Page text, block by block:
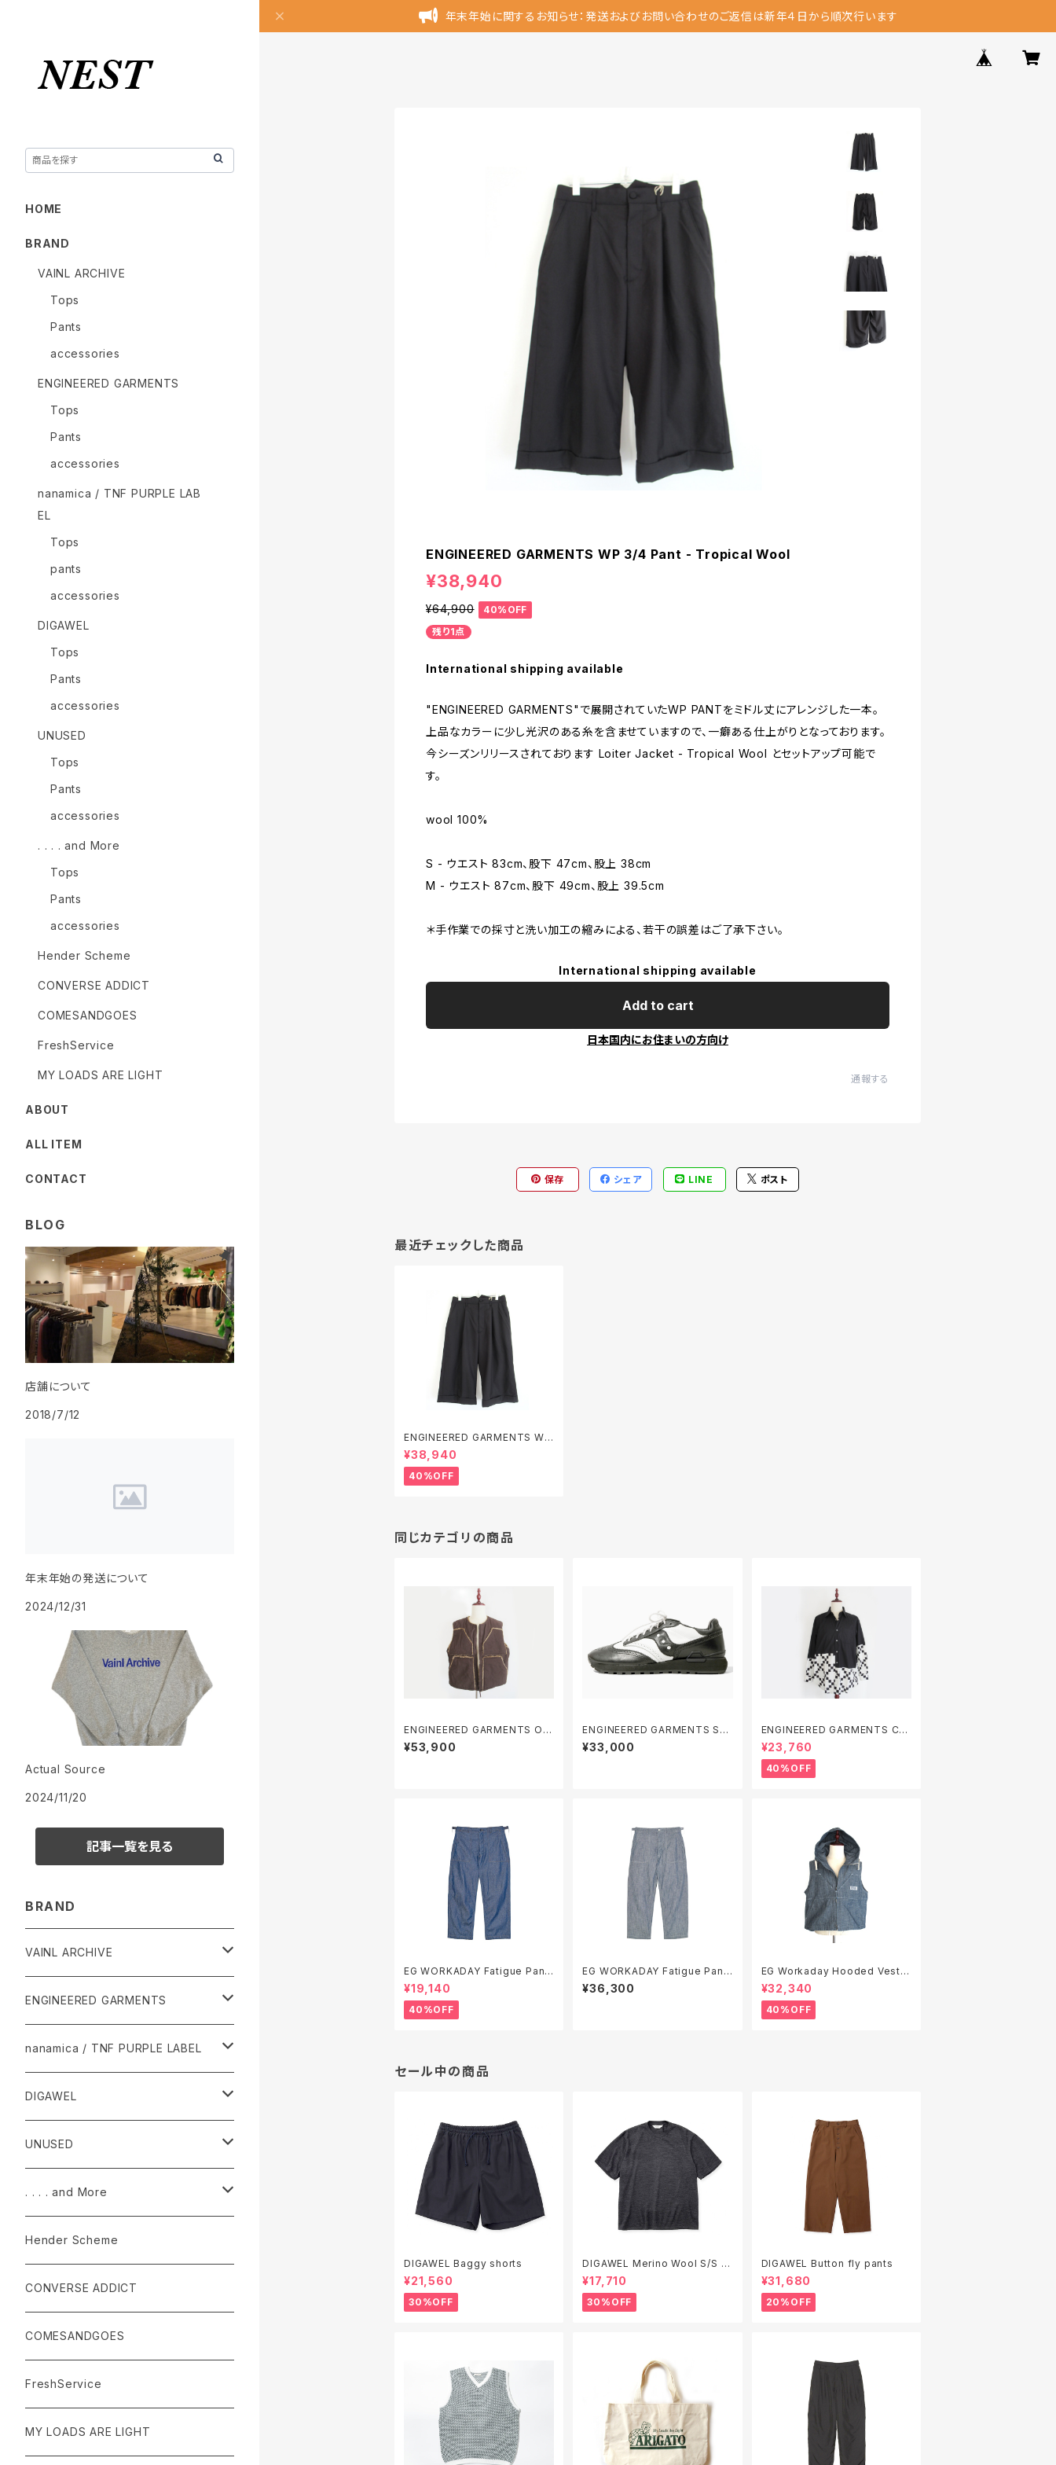
年末年始に関するお知らせ：発送およびお問い合わせのご返信は新年４日から順次行います
ENGINEERED GARMENTS WP 3/4 Pant - Tropical Wool
¥38,940
¥64,900
40%OFF
残り1点
International shipping available
"ENGINEERED GARMENTS"で展開されていたWP PANTをミドル丈にアレンジした一本。
上品なカラーに少し光沢のある糸を含ませていますので、一癖ある仕上がりとなっております。
今シーズンリリースされております Loiter Jacket - Tropical Wool とセットアップ可能で
す。
wool 100%
S - ウエスト 83cm、股下 47cm、股上 38cm
M - ウエスト 87cm、股下 49cm、股上 39.5cm
＊手作業での採寸と洗い加工の縮みによる、若干の誤差はご了承下さい。
International shipping available
Add to cart
日本国内にお住まいの方向け
通報する
保存 シェア LINE ポスト
最近チェックした商品
ENGINEERED GARMENTS WP
3/4 Pant - Tropical Wool
¥38,940
40%OFF
同じカテゴリの商品
ENGINEERED GARMENTS Ov
er Vest - 10oz Duck Canvas
¥53,900
ENGINEERED GARMENTS Sha
dow Original Wingtip ( ENGI
NEERED GARMENTS x SAUC
¥33,000
ENGINEERED GARMENTS Co
mbo Spread Collar Shirt - Co
tton Dobby Small Foulard
¥23,760
40%OFF
EG WORKADAY Fatigue Pant
- Industrial 8oz Denim
¥19,140
40%OFF
EG WORKADAY Fatigue Pant
- 10oz Sea Canvas
¥36,300
EG Workaday Hooded Vest -
Indigo 10oz Sea Canvas
¥32,340
40%OFF
セール中の商品
DIGAWEL Baggy shorts
¥21,560
30%OFF
DIGAWEL Merino Wool S/S T
-shirt
¥17,710
30%OFF
DIGAWEL Button fly pants
¥31,680
20%OFF
HOME
BRAND
VAINL ARCHIVE
Tops
Pants
accessories
ENGINEERED GARMENTS
Tops
Pants
accessories
nanamica / TNF PURPLE LAB
EL
Tops
pants
accessories
DIGAWEL
Tops
Pants
accessories
UNUSED
Tops
Pants
accessories
. . . . and More
Tops
Pants
accessories
Hender Scheme
CONVERSE ADDICT
COMESANDGOES
FreshService
MY LOADS ARE LIGHT
ABOUT
ALL ITEM
CONTACT
BLOG
店舗について
2018/7/12
年末年始の発送について
2024/12/31
Actual Source
2024/11/20
記事一覧を見る
BRAND
VAINL ARCHIVE
Tops
Pants
accessories
ENGINEERED GARMENTS
Tops
Pants
accessories
nanamica / TNF PURPLE LABEL
Tops
pants
accessories
DIGAWEL
Tops
Pants
accessories
UNUSED
Tops
Pants
accessories
. . . . and More
Tops
Pants
accessories
Hender Scheme
CONVERSE ADDICT
COMESANDGOES
FreshService
MY LOADS ARE LIGHT